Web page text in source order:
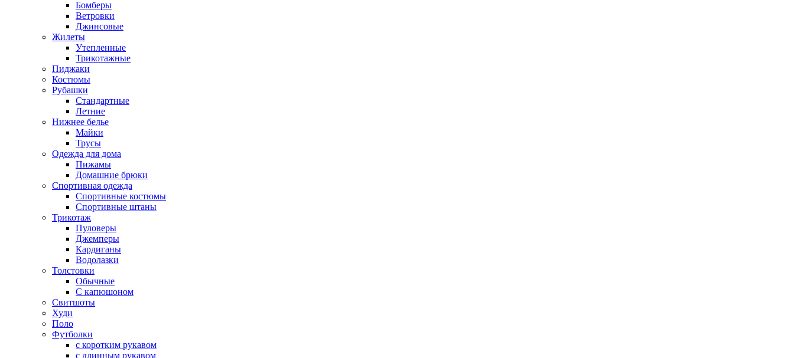
Бомберы
Ветровки
Джинсовые
Жилеты
Утепленные
Трикотажные
Пиджаки
Костюмы
Рубашки
Стандартные
Летние
Нижнее белье
Майки
Трусы
Одежда для дома
Пижамы
Домашние брюки
Спортивная одежда
Спортивные костюмы
Спортивные штаны
Трикотаж
Пуловеры
Джемперы
Кардиганы
Водолазки
Толстовки
Обычные
С капюшоном
Свитшоты
Худи
Поло
Футболки
с коротким рукавом
с длинным рукавом